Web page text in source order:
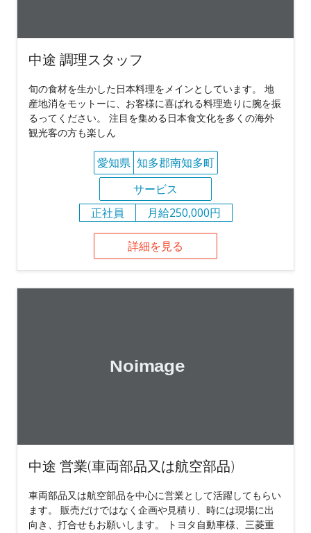
中途 調理スタッフ
旬の食材を生かした日本料理をメインとしています。 地
産地消をモットーに、お客様に喜ばれる料理造りに腕を振
るってください。 注目を集める日本食文化を多くの海外
観光客の方も楽しん
愛知県 知多郡南知多町
サービス
正社員
月給250,000円
詳細を見る
中途 営業(車両部品又は航空部品)
車両部品又は航空部品を中心に営業として活躍してもらい
ます。 販売だけではなく企画や見積り、時には現場に出
向き、打合せもお願いします。 トヨタ自動車様、三菱重